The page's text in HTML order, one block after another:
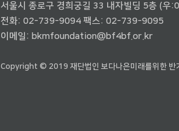
서울시 종로구 경희궁길 33 내자빌딩 5층 (우
전화: 02-739-9094 팩스: 02-739-9095
이메일: bkmfoundation@bf4bf.or.kr
Copyright © 2019 재단법인 보다나은미래를위한